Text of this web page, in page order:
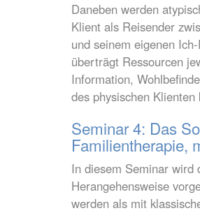
Daneben werden
Klient als Reisender
und seinem eigenen
überträgt Ressourcen
Information,
des physischen
Seminar 4: Das
Familientherapie,
In diesem Seminar wird
Herangehensweise
werden als mit